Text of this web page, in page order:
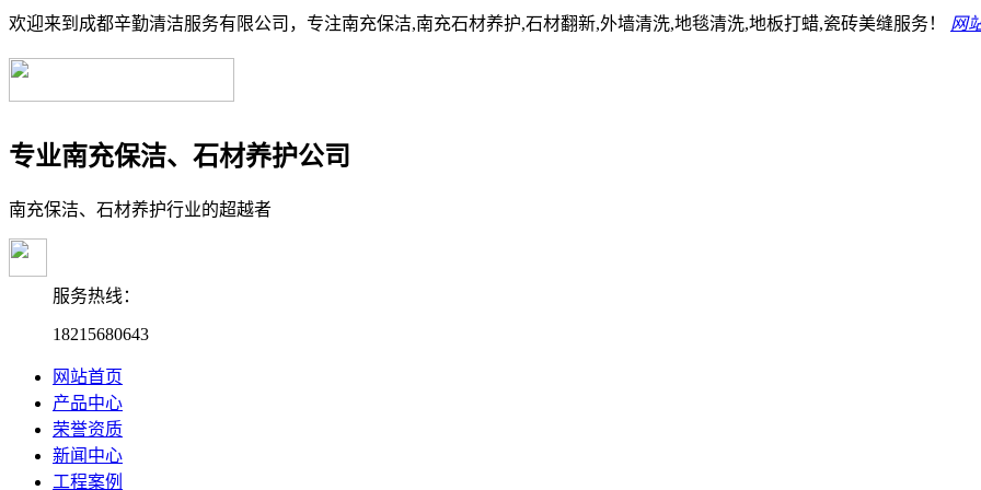
欢迎来到成都辛勤清洁服务有限公司，专注南充保洁,南充石材养护,石材翻新,外墙清洗,地毯清洗,地板打蜡,瓷砖美缝服务！ 网
专业南充保洁、石材养护公司
南充保洁、石材养护行业的超越者
服务热线：
18215680643
网站首页
产品中心
荣誉资质
新闻中心
工程案例